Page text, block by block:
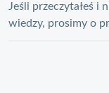
Jeśli przeczytałeś i
wiedzy, prosimy o